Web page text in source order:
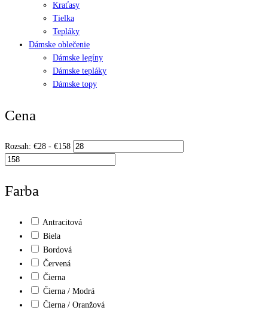
Kraťasy
Tielka
Tepláky
Dámske oblečenie
Dámske legíny
Dámske tepláky
Dámske topy
Cena
Rozsah: €28 - €158
Farba
Antracitová
Biela
Bordová
Červená
Čierna
Čierna / Modrá
Čierna / Oranžová